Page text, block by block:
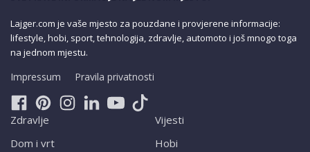
Lajger.com je vaše mjesto za pouzdane i provjerene informacije:
lifestyle, hobi, sport, tehnologija, zdravlje, automoto i još mnogo toga
na jednom mjestu.
Impressum Pravila privatnosti
Zdravlje
Dom i vrt
Vijesti
Hobi